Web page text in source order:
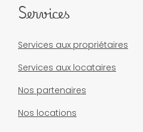
Services
Services aux propriétaires
Services aux locataires
Nos partenaires
Nos locations